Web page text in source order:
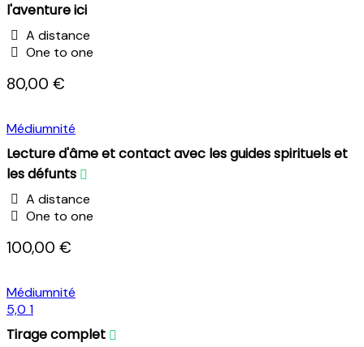
l'aventure ici
A distance
One to one
80,00 €
Médiumnité
Lecture d'âme et contact avec les guides spirituels et
les défunts
A distance
One to one
100,00 €
Médiumnité
5,0 1
Tirage complet